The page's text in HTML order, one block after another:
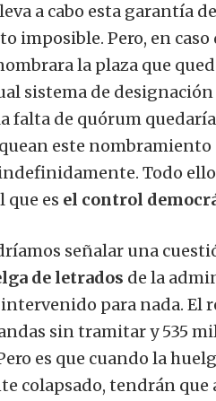
a cabo esta garantía
imposible. Pero, en caso
la plaza que
sistema de
falta de quórum
este nombramiento
Todo
que es el control
señalar una
de letrados de la
para nada. El
sin tramitar y 535
es que cuando la
colapsado, tendrán que